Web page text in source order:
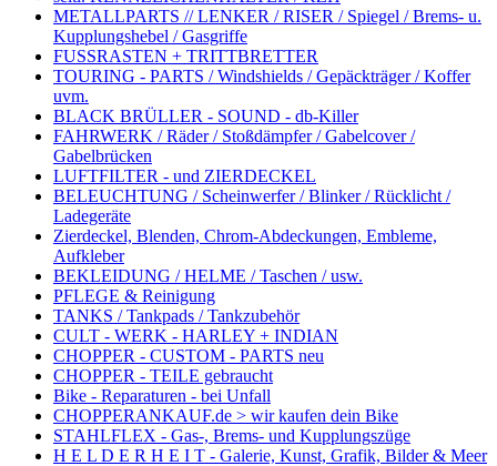
METALLPARTS // LENKER / RISER / Spiegel / Brems- u.
Kupplungshebel / Gasgriffe
FUSSRASTEN + TRITTBRETTER
TOURING - PARTS / Windshields / Gepäckträger / Koffer
uvm.
BLACK BRÜLLER - SOUND - db-Killer
FAHRWERK / Räder / Stoßdämpfer / Gabelcover /
Gabelbrücken
LUFTFILTER - und ZIERDECKEL
BELEUCHTUNG / Scheinwerfer / Blinker / Rücklicht /
Ladegeräte
Zierdeckel, Blenden, Chrom-Abdeckungen, Embleme,
Aufkleber
BEKLEIDUNG / HELME / Taschen / usw.
PFLEGE & Reinigung
TANKS / Tankpads / Tankzubehör
CULT - WERK - HARLEY + INDIAN
CHOPPER - CUSTOM - PARTS neu
CHOPPER - TEILE gebraucht
Bike - Reparaturen - bei Unfall
CHOPPERANKAUF.de > wir kaufen dein Bike
STAHLFLEX - Gas-, Brems- und Kupplungszüge
H E L D E R H E I T - Galerie, Kunst, Grafik, Bilder & Meer